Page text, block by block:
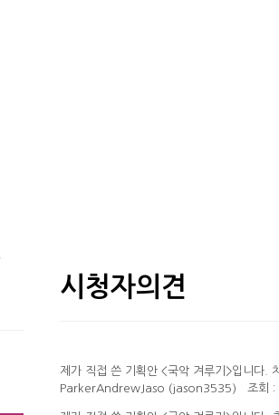
시청자의견
제가 직접 쓴 기획안 <국악 겨루기>입니다.
ParkerAndrewJaso (jason3535) 조회